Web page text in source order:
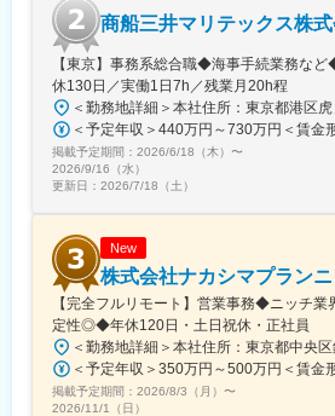
※基本的にはフルリモートですが、月
ております。
■当社の特徴：
当社は自走できる組織や実行できる人
え、実行する」を繰り返し、「一人ひ
います。真の「行動変革」を促し、自
人材づくりを目指すコンサルティング
商船三井マリテックス株
【東京】事務系総合職◆海事手続業務な
休130日／実働1日7h／残業月20h程
掲載予定期間： 2026/6/18（木） 〜
2026/9/16（水）
更新日： 2026/7/18（土）
New
株式会社ナカシマプラン
【完全フルリモート】営業事務◆ニッチ業
定性◎◆年休120日・土日祝休・正社員
掲載予定期間： 2026/8/3（月） 〜
2026/11/1（日）